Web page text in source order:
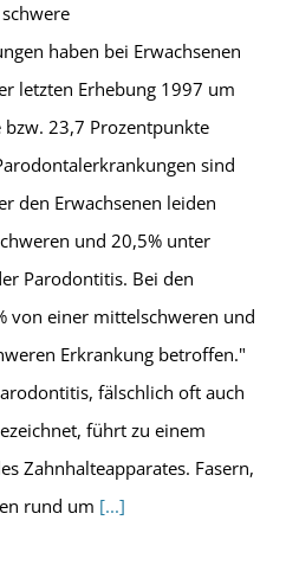
haben bei Erwachsenen
letzten Erhebung 1997 um
23,7 Prozentpunkte
sind
den Erwachsenen leiden
und 20,5% unter
Parodontitis. Bei den
von einer mittelschweren und
Erkrankung betroffen."
fälschlich oft auch
führt zu einem
Zahnhalteapparates. Fasern,
rund um [...]